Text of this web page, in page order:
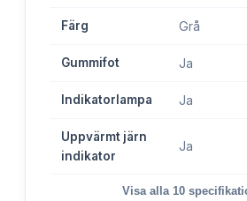
Färg Grå
Gummifot Ja
Indikatorlampa Ja
Uppvärmt järn
indikator
Ja
Visa alla 10